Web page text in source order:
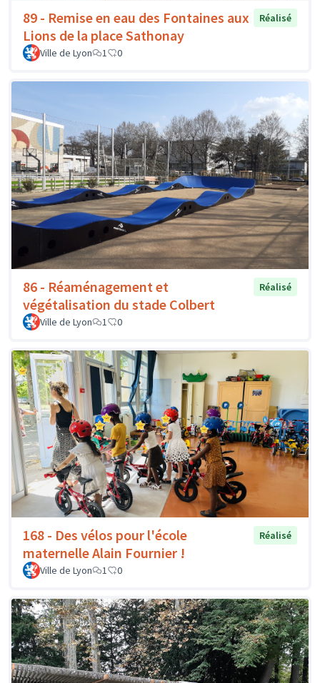
89 - Remise en eau des Fontaines aux
Lions de la place Sathonay
Réalisé
Ville de Lyon 1 0
86 - Réaménagement et
végétalisation du stade Colbert
Réalisé
Ville de Lyon 1 0
168 - Des vélos pour l'école
maternelle Alain Fournier !
Réalisé
Ville de Lyon 1 0